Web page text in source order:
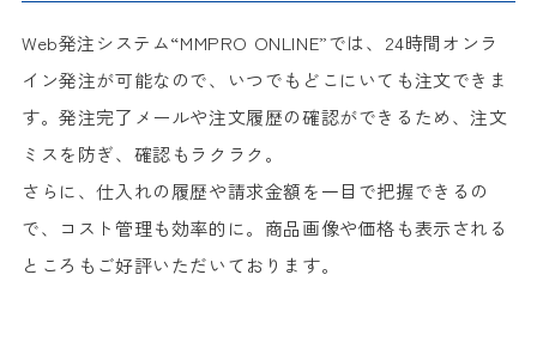
Web発注システム“MMPRO ONLINE”では、24時間オンラ
イン発注が可能なので、いつでもどこにいても注文できま
す。発注完了メールや注文履歴の確認ができるため、注文
ミスを防ぎ、確認もラクラク。
さらに、仕入れの履歴や請求金額を一目で把握できるの
で、コスト管理も効率的に。商品画像や価格も表示される
ところもご好評いただいております。